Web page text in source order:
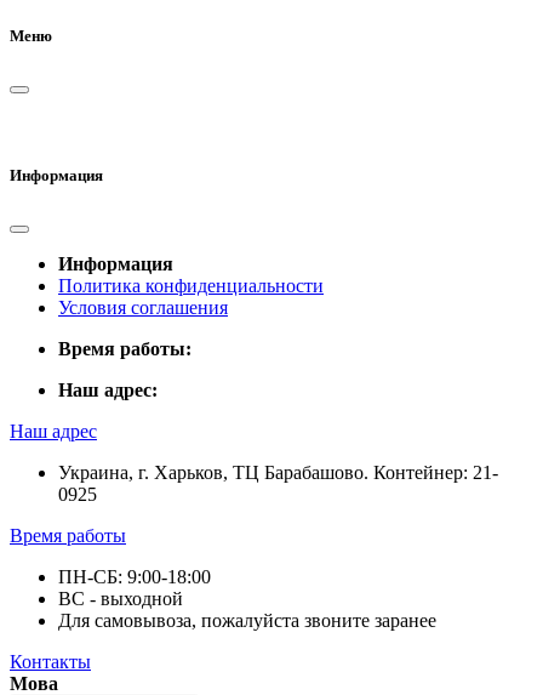
Меню
Информация
Информация
Политика конфиденциальности
Условия соглашения
Время работы:
Наш адрес:
Наш адрес
Украина, г. Харьков, ТЦ Барабашово. Контейнер: 21-
0925
Время работы
ПН-СБ: 9:00-18:00
ВС - выходной
Для самовывоза, пожалуйста звоните заранее
Контакты
Мова